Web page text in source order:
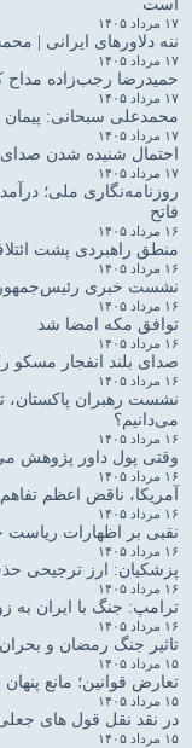
است
۱۷ مرداد ۱۴۰۵
ننه دلاورهای ایرانی |
۱۷ مرداد ۱۴۰۵
حمیدرضا رجب‌زاده
۱۷ مرداد ۱۴۰۵
محمدعلی سبحانی: پیمان
۱۷ مرداد ۱۴۰۵
احتمال شنیده شدن
۱۷ مرداد ۱۴۰۵
روزنامه‌نگاری ملی؛
فاتح
۱۶ مرداد ۱۴۰۵
منطق راهبردی پشت
۱۶ مرداد ۱۴۰۵
نشست خبری رئیس‌جمهور
۱۶ مرداد ۱۴۰۵
توافق مکه امضا شد
۱۶ مرداد ۱۴۰۵
صدای بلند انفجار مسکو
۱۶ مرداد ۱۴۰۵
نشست رهبران پاکستان،
می‌دانیم؟
۱۶ مرداد ۱۴۰۵
وقتی پول داور پژوهش
۱۶ مرداد ۱۴۰۵
آمریکا، ناقض اعظم
۱۶ مرداد ۱۴۰۵
نقبی بر اظهارات ریاست
۱۶ مرداد ۱۴۰۵
پزشکیان: ارز ترجیحی
۱۶ مرداد ۱۴۰۵
ترامپ: جنگ با ایران به
۱۶ مرداد ۱۴۰۵
تاثیر جنگ رمضان و بحران
۱۵ مرداد ۱۴۰۵
تعارض قوانین؛ مانع
۱۵ مرداد ۱۴۰۵
در نقد نقل قول های
۱۵ مرداد ۱۴۰۵